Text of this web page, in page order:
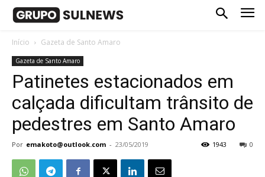
Início Gazeta de Santo Amaro
Gazeta de Santo Amaro
Patinetes estacionados em
calçada dificultam trânsito de
pedestres em Santo Amaro
Por emakoto@outlook.com - 23/05/2019 0
1943